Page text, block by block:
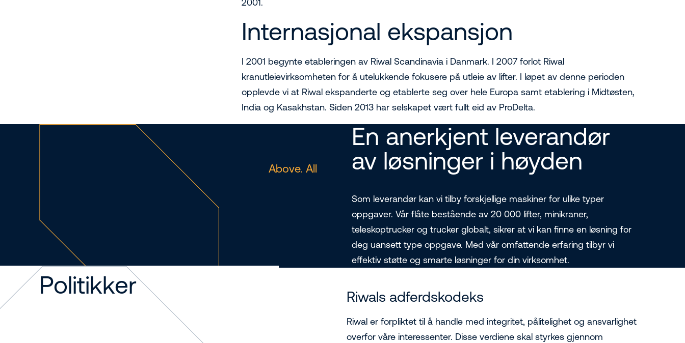
2001.
Internasjonal ekspansjon
I 2001 begynte etableringen av Riwal Scandinavia i Danmark. I 2007 forlot Riwal
kranutleievirksomheten for å utelukkende fokusere på utleie av lifter. I løpet av denne perioden
opplevde vi at Riwal ekspanderte og etablerte seg over hele Europa samt etablering i Midtøsten,
India og Kasakhstan. Siden 2013 har selskapet vært fullt eid av ProDelta.
Above. All
En anerkjent leverandør
av løsninger i høyden
Som leverandør kan vi tilby forskjellige maskiner for ulike typer
oppgaver. Vår flåte bestående av 20 000 lifter, minikraner,
teleskoptrucker og trucker globalt, sikrer at vi kan finne en løsning for
deg uansett type oppgave. Med vår omfattende erfaring tilbyr vi
effektiv støtte og smarte løsninger for din virksomhet.
Politikker Riwals adferdskodeks
Riwal er forpliktet til å handle med integritet, pålitelighet og ansvarlighet
overfor våre interessenter. Disse verdiene skal styrkes gjennom